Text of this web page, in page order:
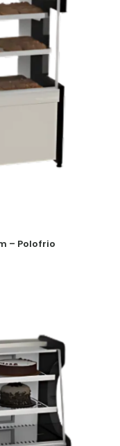
– Polofrio